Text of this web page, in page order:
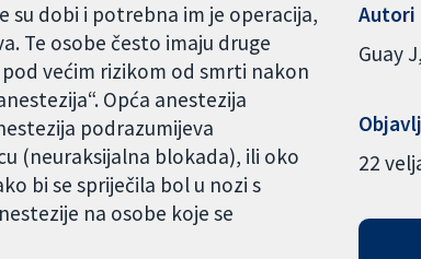
su dobi i potrebna im je operacija,
Te osobe često imaju druge
većim rizikom od smrti nakon
Opća anestezija
podrazumijeva
(neuraksijalna blokada), ili oko
bi se spriječila bol u nozi s
na osobe koje se
Autori
Guay J
22